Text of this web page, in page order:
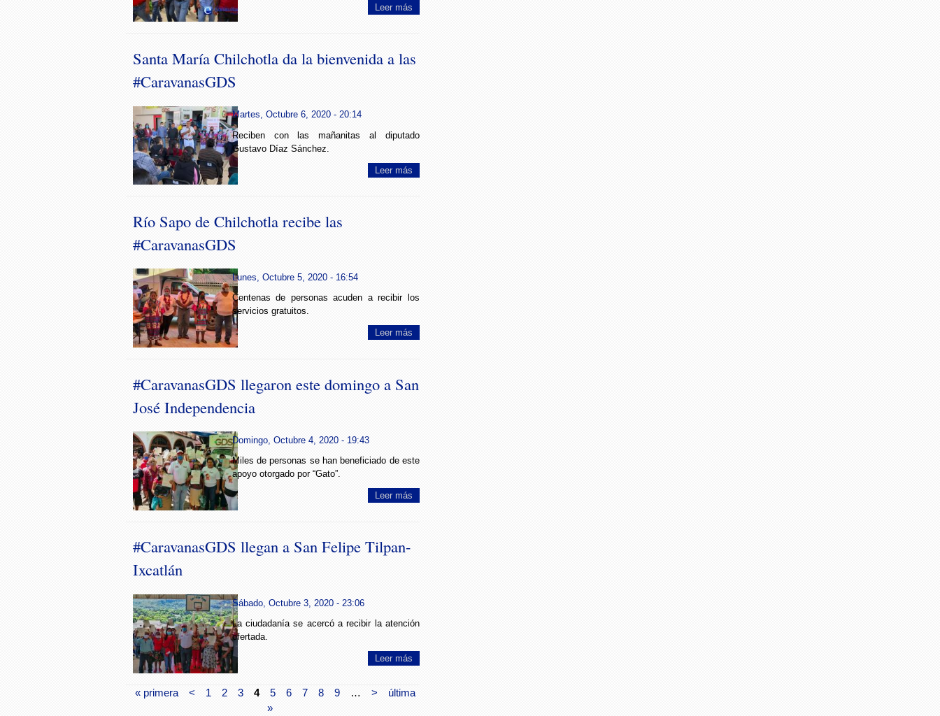
Leer más
Santa María Chilchotla da la bienvenida a las
#CaravanasGDS
Martes, Octubre 6, 2020 - 20:14
Reciben con las mañanitas al diputado
Gustavo Díaz Sánchez.
Leer más
Río Sapo de Chilchotla recibe las
#CaravanasGDS
Lunes, Octubre 5, 2020 - 16:54
Centenas de personas acuden a recibir los
servicios gratuitos.
Leer más
#CaravanasGDS llegaron este domingo a San
José Independencia
Domingo, Octubre 4, 2020 - 19:43
Miles de personas se han beneficiado de este
apoyo otorgado por “Gato”.
Leer más
#CaravanasGDS llegan a San Felipe Tilpan-
Ixcatlán
Sábado, Octubre 3, 2020 - 23:06
La ciudadanía se acercó a recibir la atención
ofertada.
Leer más
« primera < 1 2 3 4 5 6 7 8 9 … >
última
»